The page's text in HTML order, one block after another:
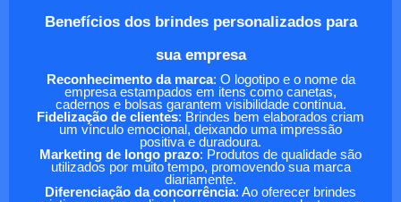
Benefícios dos brindes personalizados para
sua empresa
Reconhecimento da marca: O logotipo e o nome da
empresa estampados em itens como canetas,
cadernos e bolsas garantem visibilidade contínua.
Fidelização de clientes: Brindes bem elaborados criam
um vínculo emocional, deixando uma impressão
positiva e duradoura.
Marketing de longo prazo: Produtos de qualidade são
utilizados por muito tempo, promovendo sua marca
diariamente.
Diferenciação da concorrência: Ao oferecer brindes